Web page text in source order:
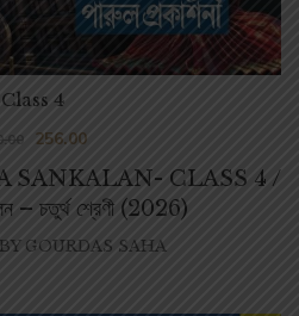
SANKALAN- CLASS 4 /
– চতুর্থ শ্রেণী (2026)
Class 4
256.00
GOURDAS SAHA